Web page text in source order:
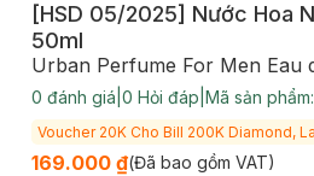
[HSD 05/2025] Nước Hoa
50ml
Urban Perfume For Men Eau
0 đánh giá 0 Hỏi đáp Mã sản phẩm:
Voucher 20K Cho Bill 200K Diamond,
169.000 ₫(Đã bao gồm VAT)